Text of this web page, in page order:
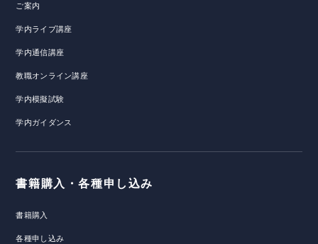
ご案内
学内ライブ講座
学内通信講座
教職オンライン講座
学内模擬試験
学内ガイダンス
書籍購入・各種申し込み
書籍購入
各種申し込み